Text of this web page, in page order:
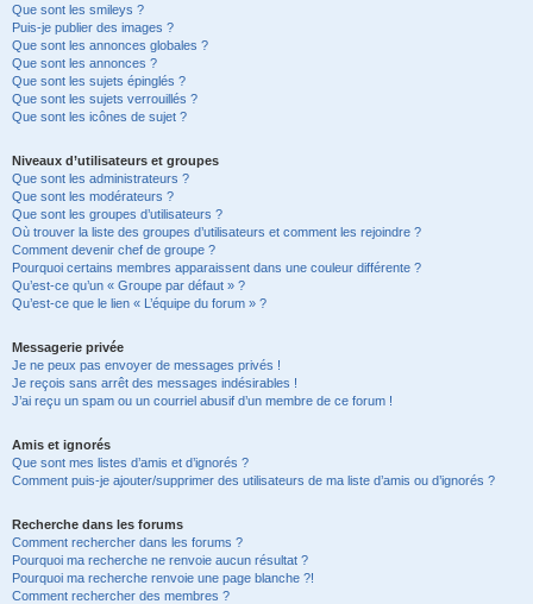
Que sont les smileys ?
Puis-je publier des images ?
Que sont les annonces globales ?
Que sont les annonces ?
Que sont les sujets épinglés ?
Que sont les sujets verrouillés ?
Que sont les icônes de sujet ?
Niveaux d’utilisateurs et groupes
Que sont les administrateurs ?
Que sont les modérateurs ?
Que sont les groupes d’utilisateurs ?
Où trouver la liste des groupes d’utilisateurs et comment les rejoindre ?
Comment devenir chef de groupe ?
Pourquoi certains membres apparaissent dans une couleur différente ?
Qu’est-ce qu’un « Groupe par défaut » ?
Qu’est-ce que le lien « L’équipe du forum » ?
Messagerie privée
Je ne peux pas envoyer de messages privés !
Je reçois sans arrêt des messages indésirables !
J’ai reçu un spam ou un courriel abusif d’un membre de ce forum !
Amis et ignorés
Que sont mes listes d’amis et d’ignorés ?
Comment puis-je ajouter/supprimer des utilisateurs de ma liste d’amis ou d’ignorés ?
Recherche dans les forums
Comment rechercher dans les forums ?
Pourquoi ma recherche ne renvoie aucun résultat ?
Pourquoi ma recherche renvoie une page blanche ?!
Comment rechercher des membres ?